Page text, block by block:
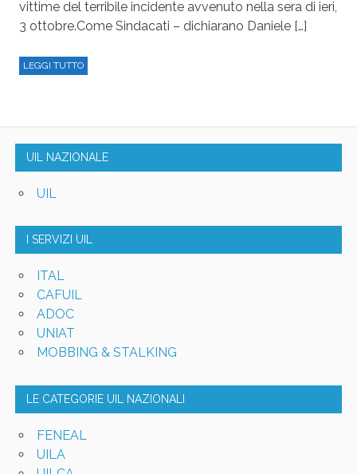
vittime del terribile incidente avvenuto nella sera di ieri,
3 ottobre.Come Sindacati – dichiarano Daniele […]
LEGGI TUTTO
UIL NAZIONALE
UIL
I SERVIZI UIL
ITAL
CAFUIL
ADOC
UNIAT
MOBBING & STALKING
LE CATEGORIE UIL NAZIONALI
FENEAL
UILA